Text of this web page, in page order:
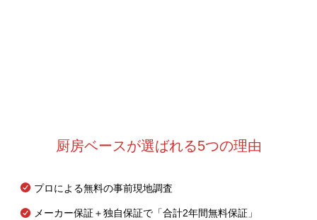
厨房ベースが選ばれる5つの理由
プロによる無料の事前現地調査
メーカー保証＋独自保証で「合計2年間無料保証」